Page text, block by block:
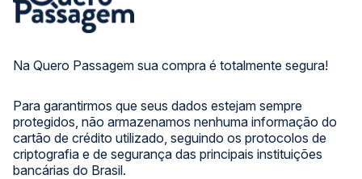
Na Quero Passagem sua compra é totalmente segura!
Para garantirmos que seus dados estejam sempre
protegidos, não armazenamos nenhuma informação do
cartão de crédito utilizado, seguindo os protocolos de
criptografia e de segurança das principais instituições
bancárias do Brasil.